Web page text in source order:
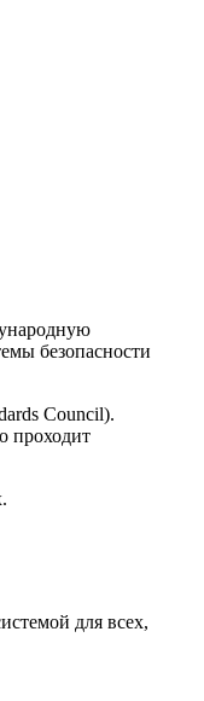
безопасности
Council).
проходит
для всех,